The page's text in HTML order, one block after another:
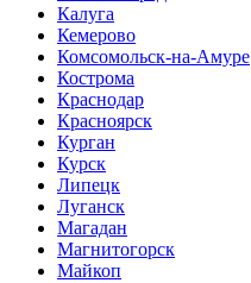
Калуга
Кемерово
Комсомольск-на-Амуре
Кострома
Краснодар
Красноярск
Курган
Курск
Липецк
Луганск
Магадан
Магнитогорск
Майкоп